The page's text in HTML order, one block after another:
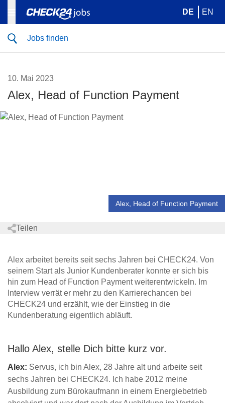
DE EN
Jobs finden
Alex, Head of Function Payment
10. Mai 2023
Alex, Head of Function Payment
Teilen
Alex arbeitet bereits seit sechs Jahren bei CHECK24. Von
seinem Start als Junior Kundenberater konnte er sich bis
hin zum Head of Function Payment weiterentwickeln. Im
Interview verrät er mehr zu den Karrierechancen bei
CHECK24 und erzählt, wie der Einstieg in die
Kundenberatung eigentlich abläuft.
Hallo Alex, stelle Dich bitte kurz vor.
Alex: Servus, ich bin Alex, 28 Jahre alt und arbeite seit
sechs Jahren bei CHECK24. Ich habe 2012 meine
Ausbildung zum Bürokaufmann in einem Energiebetrieb